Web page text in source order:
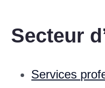
Secteur
Services